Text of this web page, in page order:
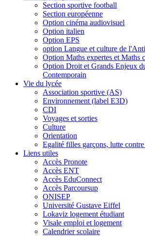
Section sportive football
Section européenne
Option cinéma audiovisuel
Option italien
Option EPS
option Langue et culture de
Option Maths expertes et Maths
Option Droit et Grands Enjeux
Contemporain
Vie du lycée
Association sportive (AS)
Environnement (label E3D)
CDI
Voyages et sorties
Culture
Orientation
Egalité filles garçons, lutte
Liens utiles
Accès Pronote
Accès ENT
Accès EduConnect
Accès Parcoursup
ONISEP
Université Gustave Eiffel
Lokaviz logement étudiant
Visale emploi et logement
Calendrier scolaire